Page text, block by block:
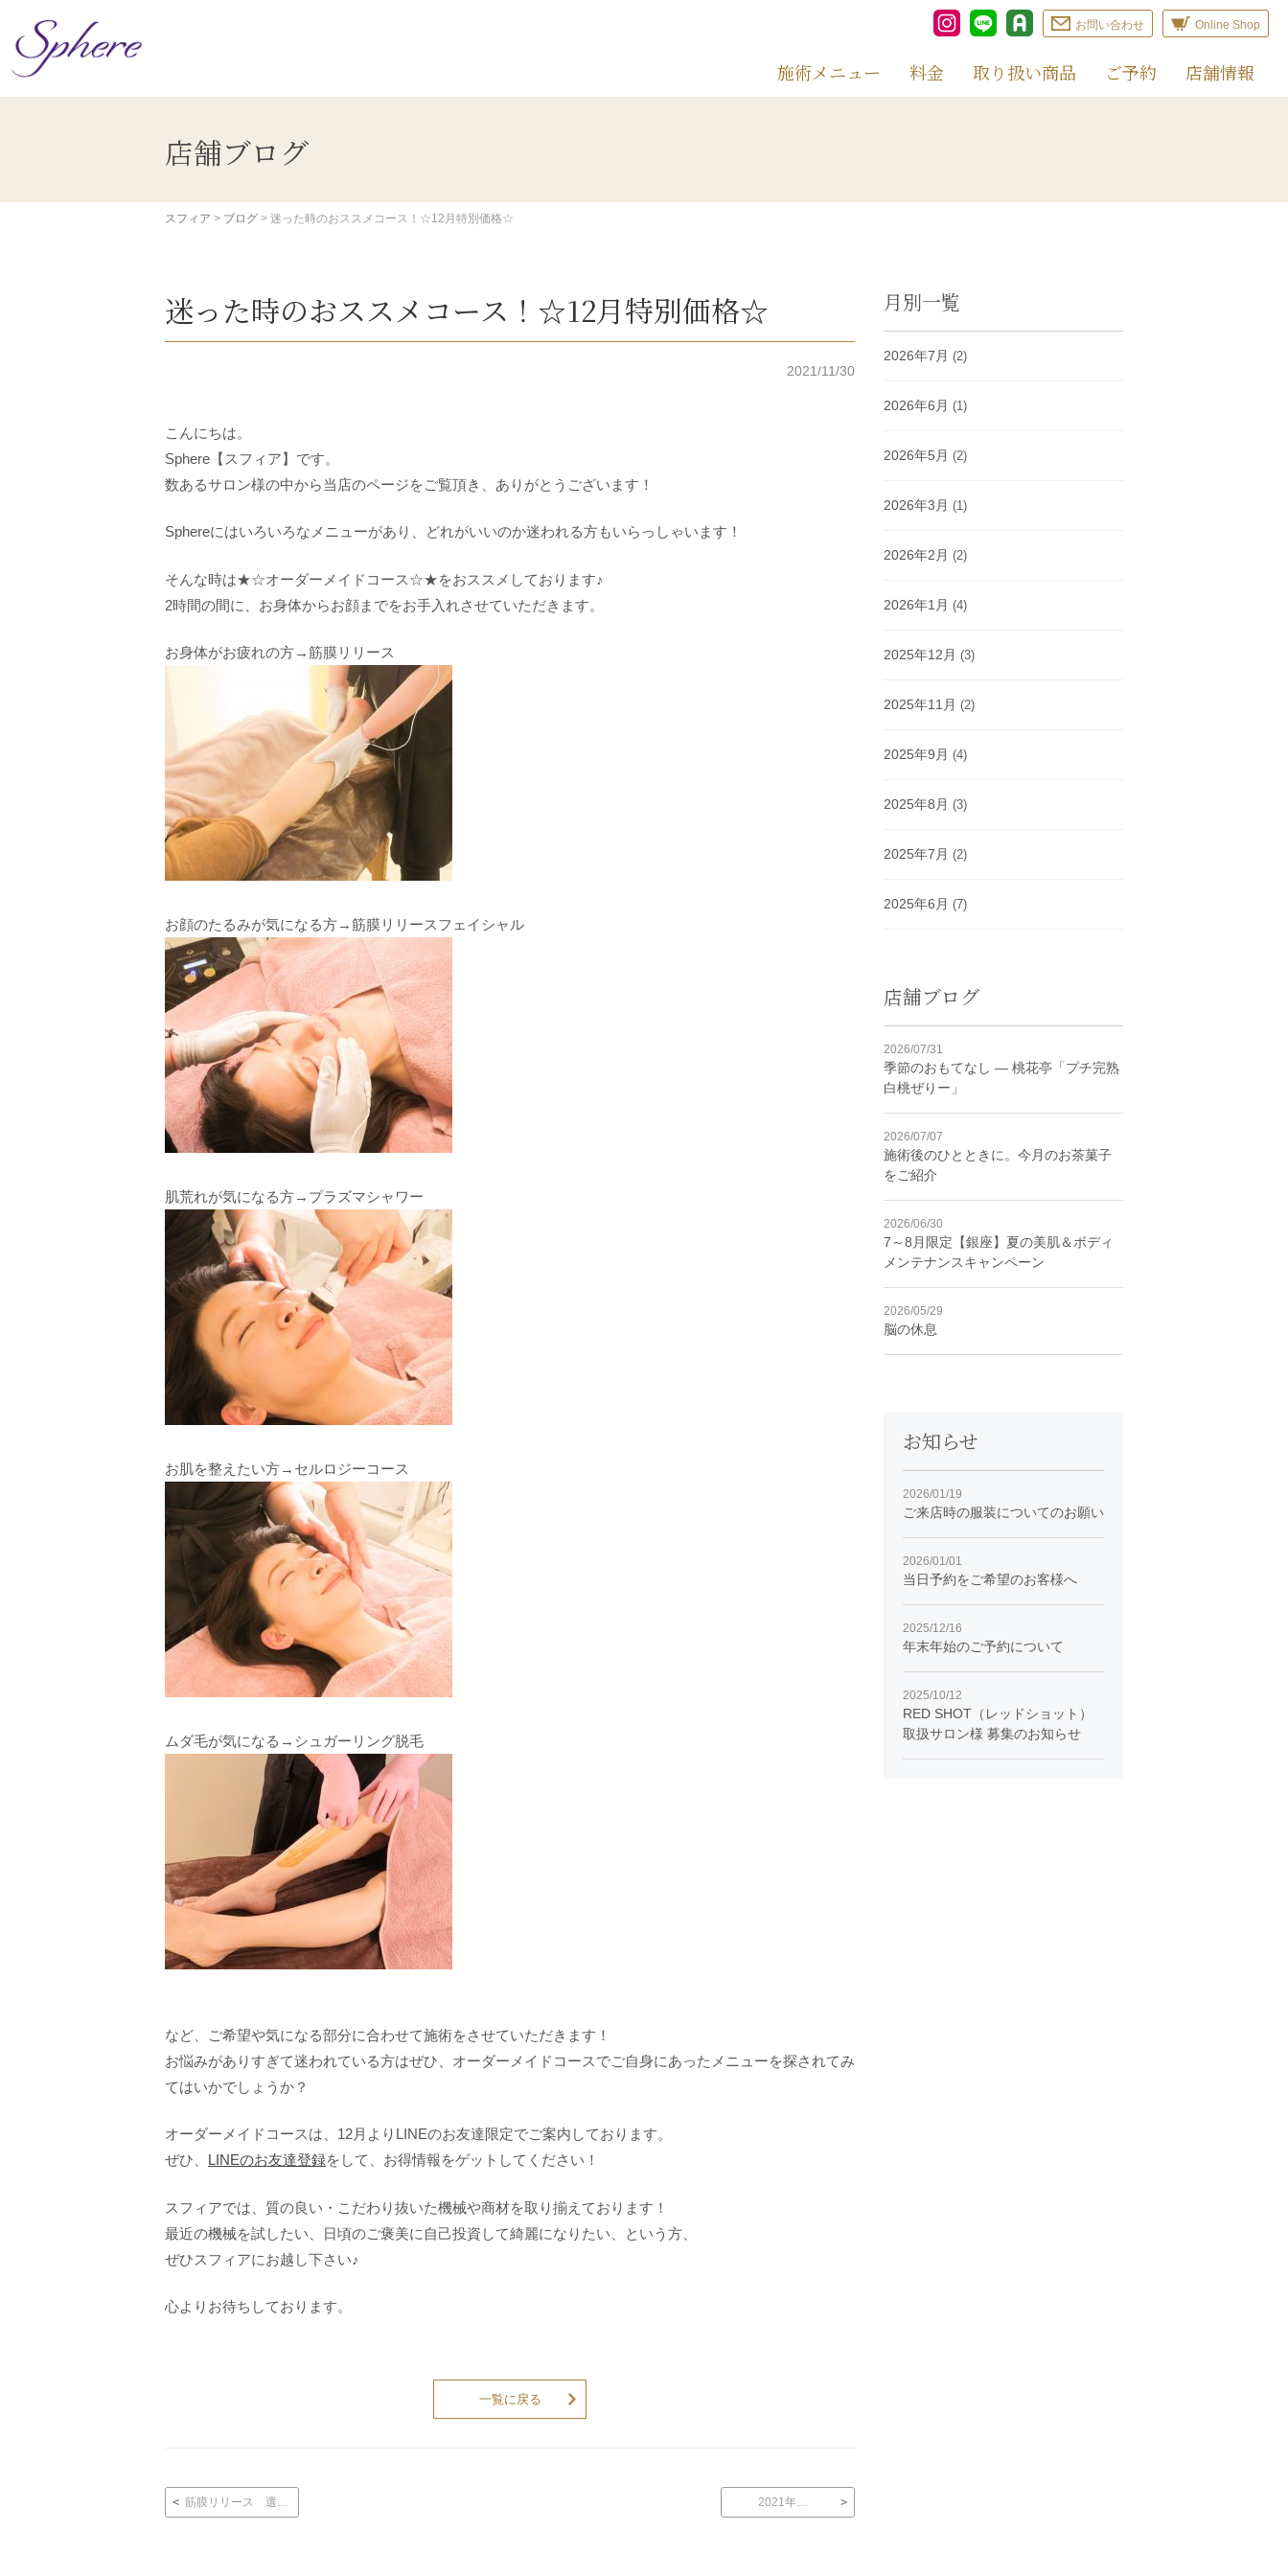
ン
ツ
プ
お問い合わせ Online Shop
施術メニュー 料金 取り扱い商品 ご予約 店舗情報
店舗ブログ
スフィア > ブログ > 迷った時のおススメコース！☆12月特別価格☆
迷った時のおススメコース！☆12月特別価格☆
2021/11/30
こんにちは。
Sphere【スフィア】です。
数あるサロン様の中から当店のページをご覧頂き、ありがとうございます！
Sphereにはいろいろなメニューがあり、どれがいいのか迷われる方もいらっしゃいます！
そんな時は★☆オーダーメイドコース☆★をおススメしております♪
2時間の間に、お身体からお顔までをお手入れさせていただきます。
お身体がお疲れの方→筋膜リリース
お顔のたるみが気になる方→筋膜リリースフェイシャル
肌荒れが気になる方→プラズマシャワー
お肌を整えたい方→セルロジーコース
ムダ毛が気になる→シュガーリング脱毛
など、ご希望や気になる部分に合わせて施術をさせていただきます！
お悩みがありすぎて迷われている方はぜひ、オーダーメイドコースでご自身にあったメニューを探されてみ
てはいかでしょうか？
オーダーメイドコースは、12月よりLINEのお友達限定でご案内しております。
ぜひ、
LINEのお友達登録をして、お得情報をゲットしてください！
スフィアでは、質の良い・こだわり抜いた機械や商材を取り揃えております！
最近の機械を試したい、日頃のご褒美に自己投資して綺麗になりたい、という方、
ぜひスフィアにお越し下さい♪
心よりお待ちしております。
一覧に戻る
投稿ナビゲーション
筋膜リリース 選べる美脚 2021年…
月別一覧
2026年7月 (2)
2026年6月 (1)
2026年5月 (2)
2026年3月 (1)
2026年2月 (2)
2026年1月 (4)
2025年12月 (3)
2025年11月 (2)
2025年9月 (4)
2025年8月 (3)
2025年7月 (2)
2025年6月 (7)
店舗ブログ
2026/07/31
季節のおもてなし ― 桃花亭「プチ完熟
白桃ぜりー」
2026/07/07
施術後のひとときに。今月のお茶菓子
をご紹介
2026/06/30
7～8月限定【銀座】夏の美肌＆ボディ
メンテナンスキャンペーン
2026/05/29
脳の休息
お知らせ
2026/01/19
ご来店時の服装についてのお願い
2026/01/01
当日予約をご希望のお客様へ
2025/12/16
年末年始のご予約について
2025/10/12
RED SHOT（レッドショット）
取扱サロン様 募集のお知らせ